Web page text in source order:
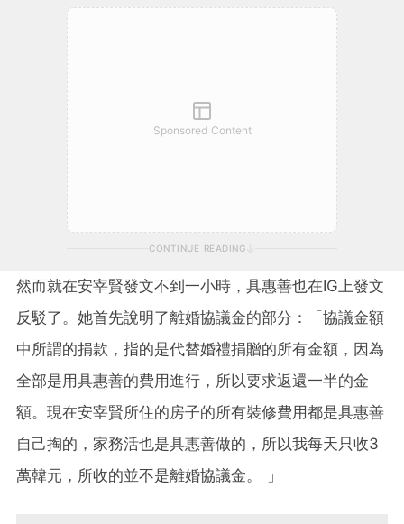
Sponsored Content
CONTINUE READING
然而就在安宰賢發文不到一小時，具惠善也在IG上發文
反駁了。她首先說明了離婚協議金的部分：「協議金額
中所謂的捐款，指的是代替婚禮捐贈的所有金額，因為
全部是用具惠善的費用進行，所以要求返還一半的金
額。現在安宰賢所住的房子的所有裝修費用都是具惠善
自己掏的，家務活也是具惠善做的，所以我每天只收3
萬韓元，所收的並不是離婚協議金。 」